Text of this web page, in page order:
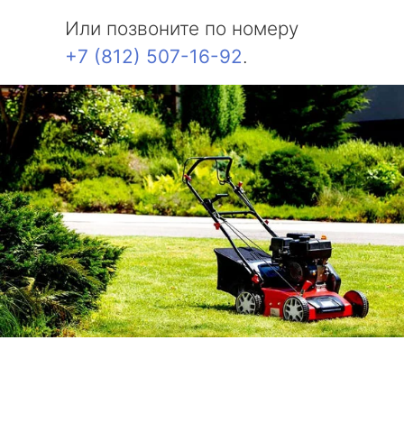
Или позвоните по номеру
+7 (812) 507-16-92.